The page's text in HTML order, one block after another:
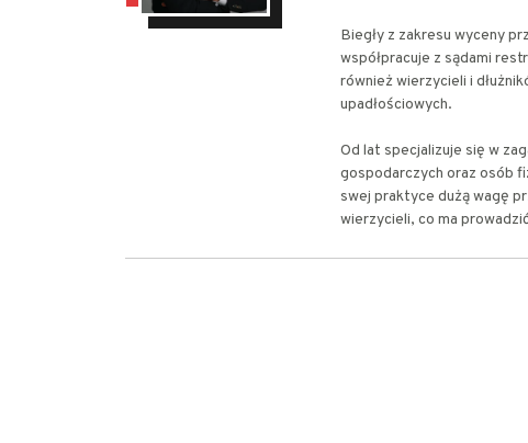
Biegły z zakresu wyceny
współpracuje z sądami
również wierzycieli i
upadłościowych.
Od lat specjalizuje się w
gospodarczych oraz osób
swej praktyce dużą wagę
wierzycieli, co ma